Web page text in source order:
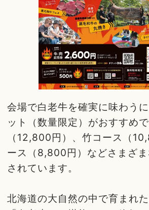
会場で白老牛を確実に味わう
ット（数量限定）がおすすめ
（12,800円）、竹コース（
ース（8,800円）などさまざ
されています。
北海道の大自然の中で育まれ